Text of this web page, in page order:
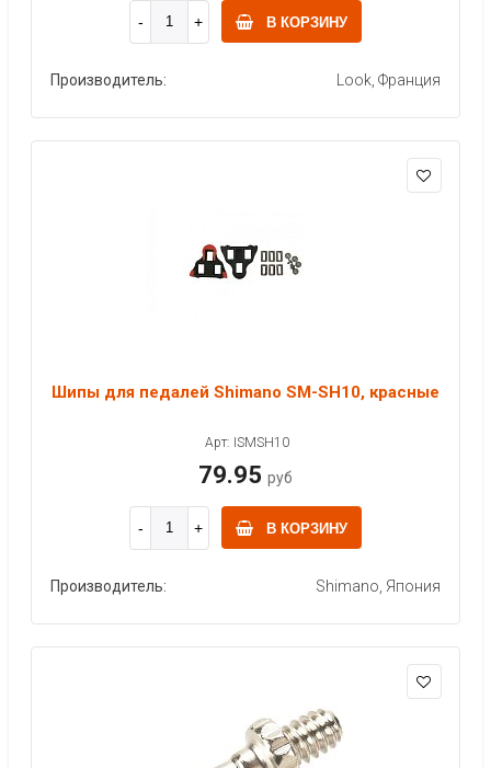
В КОРЗИНУ
Производитель: Look, Франция
Шипы для педалей Shimano SM-SH10, красные
Арт: ISMSH10
79.95 руб
В КОРЗИНУ
Производитель: Shimano, Япония